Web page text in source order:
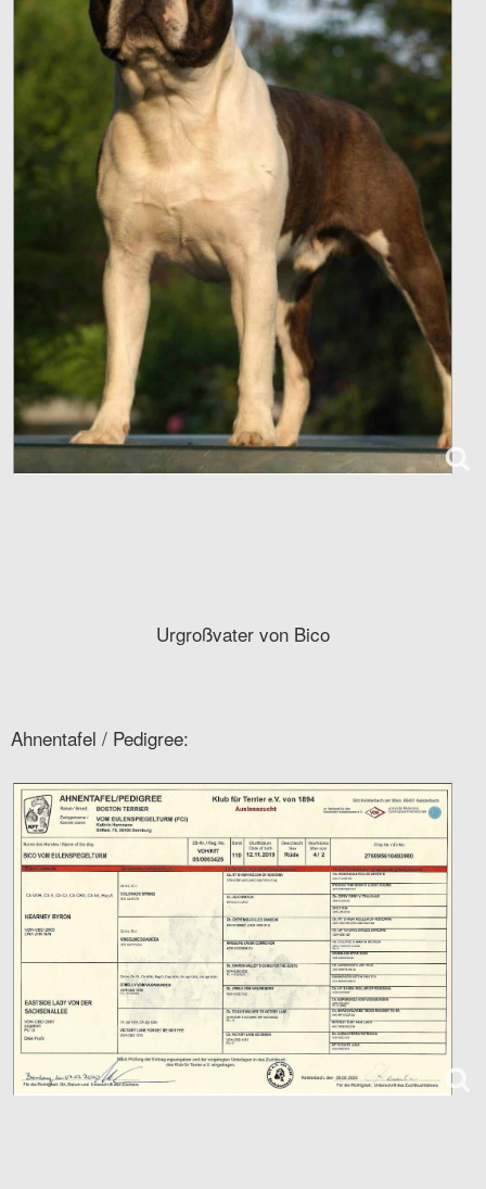
Urgroßvater von Bico
Ahnentafel / Pedigree: